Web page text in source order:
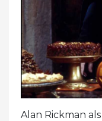
Alan Rickman